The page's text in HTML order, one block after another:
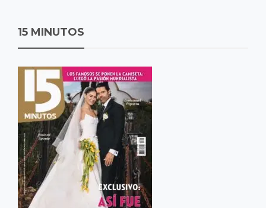
15 MINUTOS